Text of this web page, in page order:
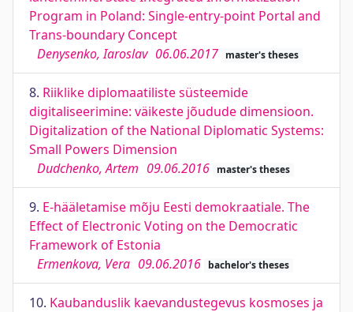
Program in Poland: Single-entry-point Portal and
Trans-boundary Concept
Denysenko, Iaroslav 06.06.2017 master's theses
8. Riiklike diplomaatiliste süsteemide
digitaliseerimine: väikeste jõudude dimensioon.
Digitalization of the National Diplomatic Systems:
Small Powers Dimension
Dudchenko, Artem 09.06.2016 master's theses
9. E-hääletamise mõju Eesti demokraatiale. The
Effect of Electronic Voting on the Democratic
Framework of Estonia
Ermenkova, Vera 09.06.2016 bachelor's theses
10. Kaubanduslik kaevandustegevus kosmoses ja